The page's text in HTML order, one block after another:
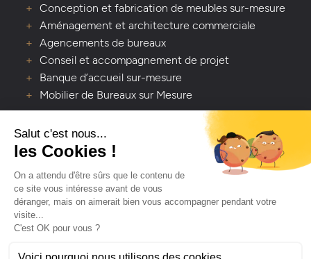
Conception et fabrication de meubles sur-mesure
Aménagement et architecture commerciale
Agencements de bureaux
Conseil et accompagnement de projet
Banque d’accueil sur-mesure
Mobilier de Bureaux sur Mesure
VOUS AVEZ UNE QUESTION ?
Lavaleur - Artisan créateur d’espaces de vie
Depuis 1978, Lavaleur transforme vos espaces avec
passion et savoir-faire. Contactez-nous pour un projet
clé en main, du sol au plafond.